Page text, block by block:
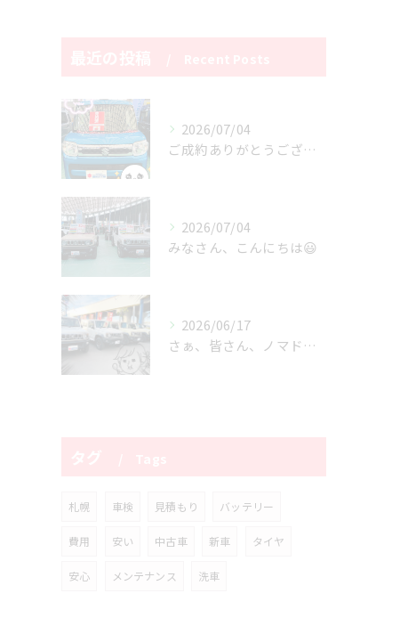
2026/07/04
ご成約ありがとうございます😊
2026/07/04
みなさん、こんにちは😃
2026/06/17
さぁ、皆さん、ノマドが揃い踏みですっっっ‼️
札幌 車検 見積もり バッテリー
費用 安い 中古車 新車 タイヤ
安心 メンテナンス 洗車